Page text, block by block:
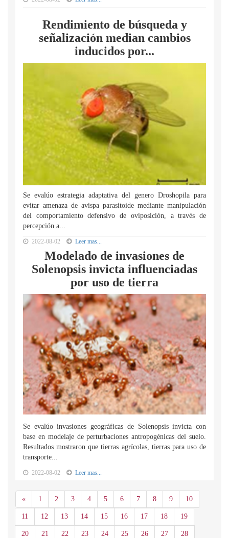
Rendimiento de búsqueda y
señalización median cambios
inducidos por...
Se evalúo estrategia adaptativa del genero Droshopila para
evitar amenaza de avispa parasitoide mediante manipulación
del comportamiento defensivo de oviposición, a través de
percepción a...
2022-08-02 Leer mas...
Modelado de invasiones de
Solenopsis invicta influenciadas
por uso de tierra
Se evalúo invasiones geográficas de Solenopsis invicta con
base en modelaje de perturbaciones antropogénicas del suelo.
Resultados mostraron que tierras agrícolas, tierras para uso de
transporte...
2022-08-02 Leer mas...
«Anterior
1 2 3 4 5 6 7 8 9 10
11 12 13 14 15 16 17 18 19
20 21 22 23 24 25 26 27 28